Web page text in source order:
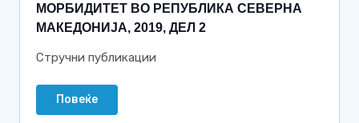
МОРБИДИТЕТ ВО РЕПУБЛИКА СЕВЕРНА
МАКЕДОНИЈА, 2019, ДЕЛ 2
Стручни публикации
Повеќе